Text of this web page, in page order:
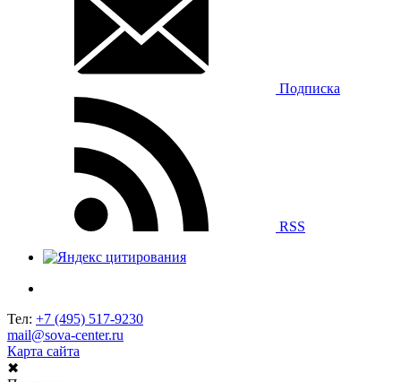
Подписка
RSS
Тел: +7 (495) 517-9230
mail@sova-center.ru
Карта сайта
✖